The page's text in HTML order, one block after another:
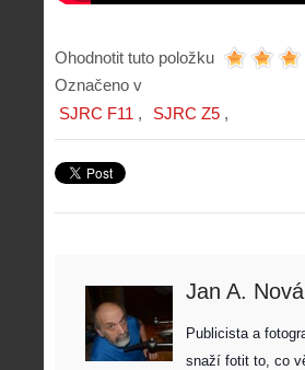
Ohodnotit tuto položku
Označeno v
SJRC F11
SJRC Z5
Jan A.
Publicista a
snaží fotit to, co